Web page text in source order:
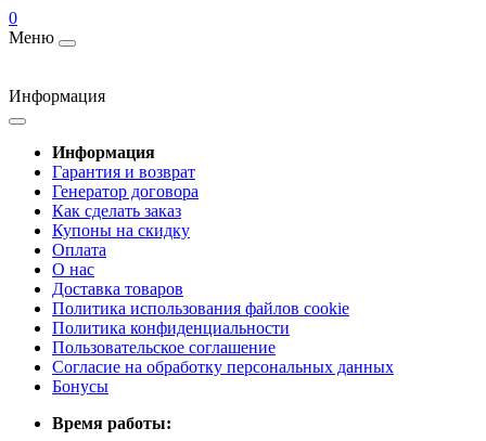
0
Меню
Информация
Информация
Гарантия и возврат
Генератор договора
Как сделать заказ
Купоны на скидку
Оплата
О нас
Доставка товаров
Политика использования файлов cookie
Политика конфиденциальности
Пользовательское соглашение
Согласие на обработку персональных данных
Бонусы
Время работы: